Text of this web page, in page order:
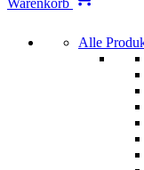
Warenkorb
Alle